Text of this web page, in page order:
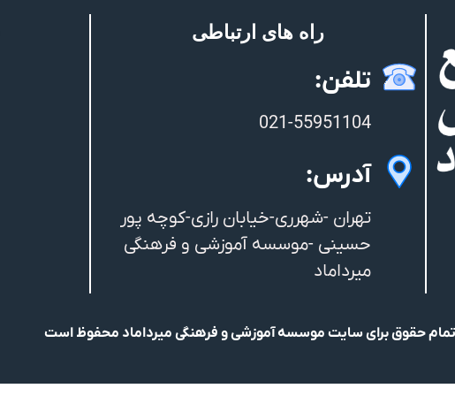
راه های ارتباطی
تلفن:
021-55951104
آدرس:
تهران -شهرری-خیابان رازی-کوچه پور
حسینی -موسسه آموزشی و فرهنگی
میرداماد
حقوق برای سایت موسسه آموزشی و فرهنگی میرداماد محفوظ است